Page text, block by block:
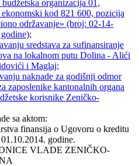
organizacija 01,
kod 821 600, pozicija
održavanje» (broj: 02-14-
sredstava za sufinansiranje
na lokalnom putu Dolina - Alići
i Maglaj;
naknade za godišnji odmor
zaposlenike kantonalnih organa
korisnike Zeničko-
sa aktom:
finansija o Ugovoru o kreditu
godine.
VLADE ZENIČKO-